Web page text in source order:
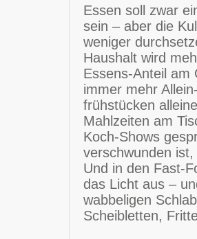
Essen soll zwar
sein – aber die
weniger
Haushalt wird
Essens-Anteil am
immer mehr
frühstücken
Mahlzeiten am
Koch-Shows
verschwunden
Und in den Fast-
das Licht aus –
wabbeligen
Scheibletten,